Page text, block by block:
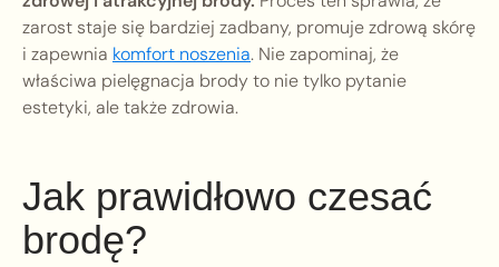
zarost staje się bardziej zadbany, promuje zdrową skórę
i zapewnia komfort noszenia. Nie zapominaj, że
właściwa pielęgnacja brody to nie tylko pytanie
estetyki, ale także zdrowia.
Jak prawidłowo czesać
brodę?